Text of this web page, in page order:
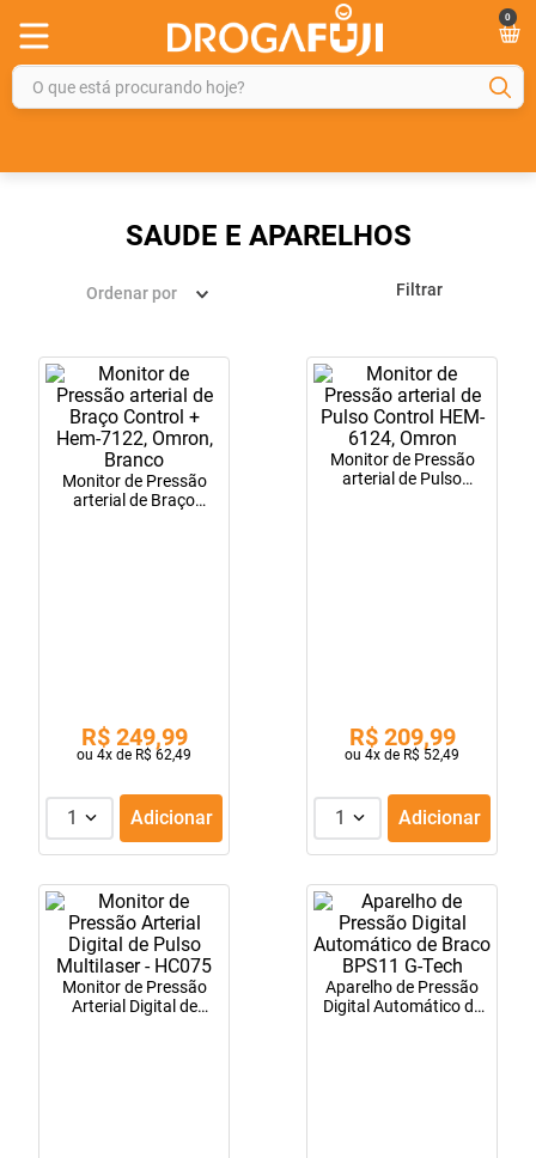
0
O que está procurando hoje?
SAUDE E APARELHOS
Ordenar por Filtrar
Monitor de Pressão
arterial de Braço
R$ 249,99
ou 4x de R$ 62,49
1 Adicionar
Monitor de Pressão
arterial de Pulso
R$ 209,99
ou 4x de R$ 52,49
1 Adicionar
Monitor de Pressão
Arterial Digital de
Aparelho de Pressão
Digital Automático de
rosuvastatina 20mg
shampoo
dipirona
fraldas geriátricas